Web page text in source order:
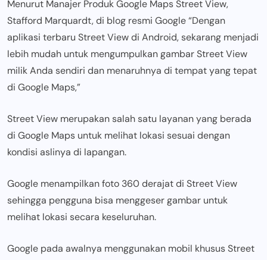
Menurut Manajer Produk Google Maps Street View,
Stafford Marquardt, di blog resmi Google “Dengan
aplikasi terbaru Street View di Android, sekarang menjadi
lebih mudah untuk mengumpulkan gambar Street View
milik Anda sendiri dan menaruhnya di tempat yang tepat
di Google Maps,”
Street View merupakan salah satu layanan yang berada
di Google Maps untuk melihat lokasi sesuai dengan
kondisi aslinya di lapangan.
Google menampilkan foto 360 derajat di Street View
sehingga pengguna bisa menggeser gambar untuk
melihat lokasi secara keseluruhan.
Google pada awalnya menggunakan mobil khusus Street